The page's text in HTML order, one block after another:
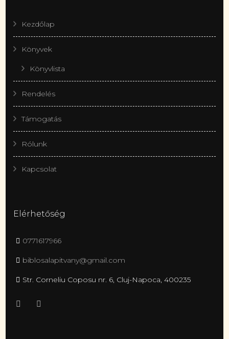
Kezdőlap
Könyvek
Könyvlista
Rendelés
Támogatás
Rólunk
Kapcsolat
Elérhetőség
0771617966
biblosalapitvany@gmail.com
Str. Corneliu Coposu nr. 6, Cluj-Napoca, 400235